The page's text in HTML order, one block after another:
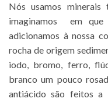
Nós usamos
imaginamos em
adicionamos à nossa
rocha de origem
iodo, bromo, ferro,
branco um pouco
antiácido são feitos a